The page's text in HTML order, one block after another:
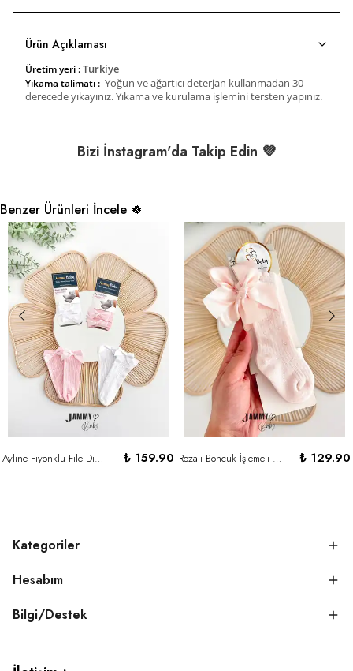
Ürün Açıklaması
Üretim yeri :Türkiye
Yıkama talimatı : Yoğun ve ağartıcı deterjan kullanmadan 30
derecede yıkayınız. Yıkama ve kurulama işlemini tersten yapınız.
Bizi İnstagram'da Takip Edin 💜
Benzer Ürünleri İncele 🍀
Ayline Fiyonklu File Dizaltı Çorap ₺ 159.90 Rozali Boncuk İşlemeli Fiyonk Detaylı Golf Çorap-PUDRA ₺ 129.90
Kategoriler
Hesabım
Bilgi/Destek